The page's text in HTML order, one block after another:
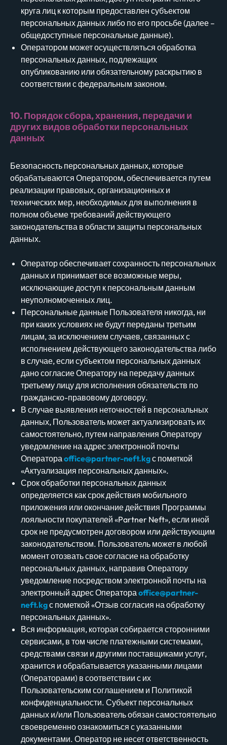
круга лиц к которым предоставлен субъектом
персональных данных либо по его просьбе (далее –
общедоступные персональные данные).
Оператором может осуществляться обработка
персональных данных, подлежащих
опубликованию или обязательному раскрытию в
соответствии с федеральным законом.
10. Порядок сбора, хранения, передачи и
других видов обработки персональных
данных
Безопасность персональных данных, которые
обрабатываются Оператором, обеспечивается путем
реализации правовых, организационных и
технических мер, необходимых для выполнения в
полном объеме требований действующего
законодательства в области защиты персональных
данных.
Оператор обеспечивает сохранность персональных
данных и принимает все возможные меры,
исключающие доступ к персональным данным
неуполномоченных лиц.
Персональные данные Пользователя никогда, ни
при каких условиях не будут переданы третьим
лицам, за исключением случаев, связанных с
исполнением действующего законодательства либо
в случае, если субъектом персональных данных
дано согласие Оператору на передачу данных
третьему лицу для исполнения обязательств по
гражданско-правовому договору.
В случае выявления неточностей в персональных
данных, Пользователь может актуализировать их
самостоятельно, путем направления Оператору
уведомление на адрес электронной почты
Оператора office@partner-neft.kgс пометкой
«Актуализация персональных данных».
Срок обработки персональных данных
определяется как срок действия мобильного
приложения или окончание действия Программы
лояльности покупателей «Partner Neft», если иной
срок не предусмотрен договором или действующим
законодательством. Пользователь может в любой
момент отозвать свое согласие на обработку
персональных данных, направив Оператору
уведомление посредством электронной почты на
электронный адрес Оператора office@partner-
neft.kgс пометкой «Отзыв согласия на обработку
персональных данных».
Вся информация, которая собирается сторонними
сервисами, в том числе платежными системами,
средствами связи и другими поставщиками услуг,
хранится и обрабатывается указанными лицами
(Операторами) в соответствии с их
Пользовательским соглашением и Политикой
конфиденциальности. Субъект персональных
данных и/или Пользователь обязан самостоятельно
своевременно ознакомиться с указанными
документами. Оператор не несет ответственность